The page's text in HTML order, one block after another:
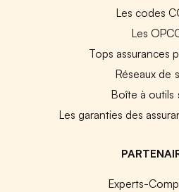
Les codes
Les
Tops assurances
Réseaux de
Boîte à outils
Les garanties des
Experts-